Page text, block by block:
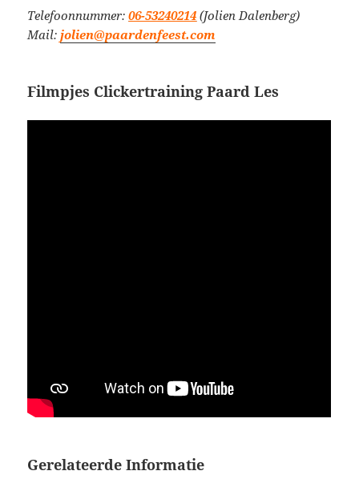
Telefoonnummer:06-53240214 (Jolien Dalenberg)
Mail:jolien@paardenfeest.com
Filmpjes Clickertraining Paard Les
Gerelateerde Informatie